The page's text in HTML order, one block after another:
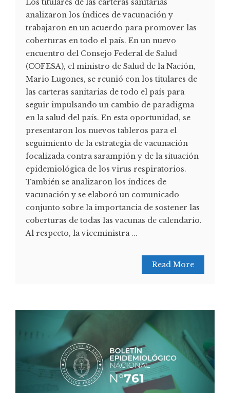
Los titulares de las carteras sanitarias
analizaron los índices de vacunación y
trabajaron en un acuerdo para promover las
coberturas en todo el país. En un nuevo
encuentro del Consejo Federal de Salud
(COFESA), el ministro de Salud de la Nación,
Mario Lugones, se reunió con los titulares de
las carteras sanitarias de todo el país para
seguir impulsando un cambio de paradigma
en la salud del país. En esta oportunidad, se
presentaron los nuevos tableros para el
seguimiento de la estrategia de vacunación
focalizada contra sarampión y de la situación
epidemiológica de los virus respiratorios.
También se analizaron los índices de
vacunación y se elaboró un comunicado
conjunto sobre la importancia de sostener las
coberturas de todas las vacunas de calendario.
Al respecto, la viceministra ...
Read More